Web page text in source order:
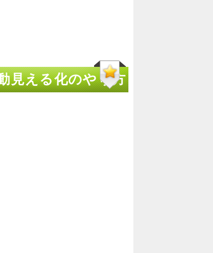
見える化のやり方